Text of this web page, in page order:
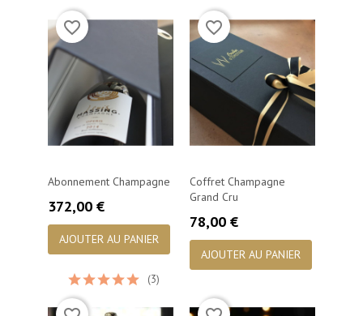
Abonnement Champagne
Prix
372,00 €
AJOUTER AU PANIER
favorite_border
Coffret Champagne
Grand Cru
Prix
78,00 €
AJOUTER AU PANIER
favorite_border
(3)